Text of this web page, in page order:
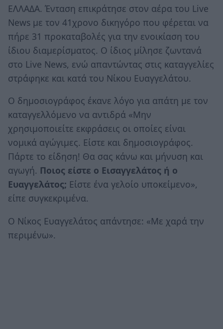
ΕΛΛΑΔΑ. Ένταση επικράτησε στον αέρα του Live
News με τον 41χρονο δικηγόρο που φέρεται να
πήρε 31 προκαταβολές για την ενοικίαση του
ίδιου διαμερίσματος. Ο ίδιος μίλησε ζωντανά
στο Live News, ενώ απαντώντας στις καταγγελίες
στράφηκε και κατά του Νίκου Ευαγγελάτου.
Ο δημοσιογράφος έκανε λόγο για απάτη με τον
καταγγελλόμενο να αντιδρά «Μην
χρησιμοποιείτε εκφράσεις οι οποίες είναι
νομικά αγώγιμες. Είστε και δημοσιογράφος.
Πάρτε το είδηση! Θα σας κάνω και μήνυση και
αγωγή. Ποιος είστε ο Εισαγγελάτος ή ο
Ευαγγελάτος; Είστε ένα γελοίο υποκείμενο»,
είπε συγκεκριμένα.
Ο Νίκος Ευαγγελάτος απάντησε: «Με χαρά την
περιμένω».